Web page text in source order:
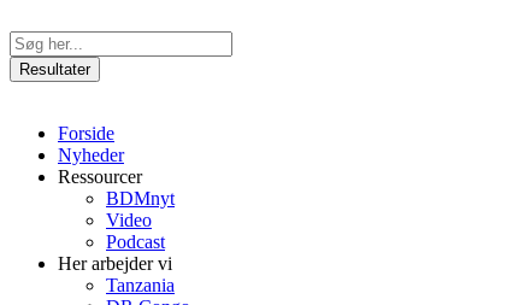
til
indhold
Search
...Resultater
Forside
Nyheder
Ressourcer
BDMnyt
Video
Podcast
Her arbejder vi
Tanzania